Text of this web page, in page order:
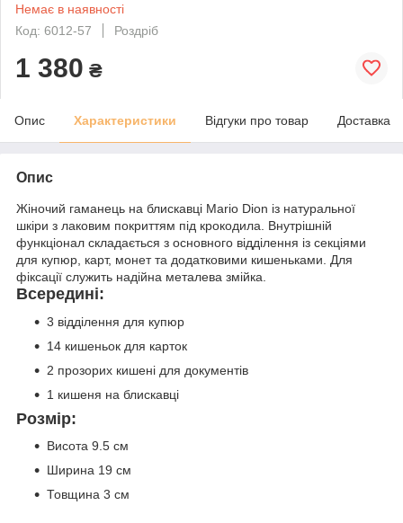
Немає в наявності
Код: 6012-57
Роздріб
1 380 ₴
Опис Характеристики Відгуки про товар Доставка
Опис
Жіночий гаманець на блискавці Mario Dion із натуральної
шкіри з лаковим покриттям під крокодила. Внутрішній
функціонал складається з основного відділення із секціями
для купюр, карт, монет та додатковими кишеньками. Для
фіксації служить надійна металева змійка.
Всередині:
3 відділення для купюр
14 кишеньок для карток
2 прозорих кишені для документів
1 кишеня на блискавці
Розмір:
Висота 9.5 см
Ширина 19 см
Товщина 3 см